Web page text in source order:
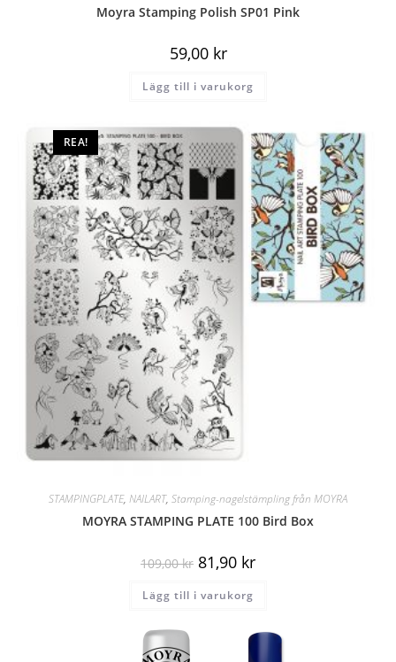
Moyra Stamping Polish SP01 Pink
59,00 kr
Lägg till i varukorg
REA!
STAMPINGPLATE, NAILART, Stamping-nagelstämpling från MOYRA
MOYRA STAMPING PLATE 100 Bird Box
109,00kr 81,90 kr
Lägg till i varukorg